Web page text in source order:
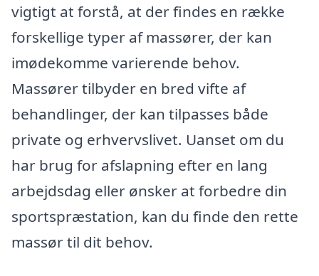
vigtigt at forstå, at der findes en række
forskellige typer af massører, der kan
imødekomme varierende behov.
Massører tilbyder en bred vifte af
behandlinger, der kan tilpasses både
private og erhvervslivet. Uanset om du
har brug for afslapning efter en lang
arbejdsdag eller ønsker at forbedre din
sportspræstation, kan du finde den rette
massør til dit behov.